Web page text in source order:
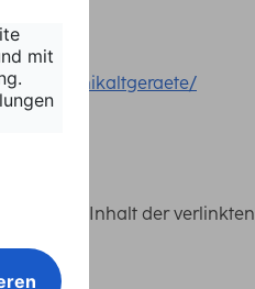
elektronikaltgeraete/
Für den Inhalt der verlinkten